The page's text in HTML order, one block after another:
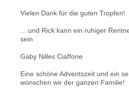
Vielen Dank für die guten Tropfen!
... und Rick kann ein ruhiger
sein
Gaby Nilles Ciaffone
Eine schöne Adventszeit und ein
wünschen wir der ganzen Familie!